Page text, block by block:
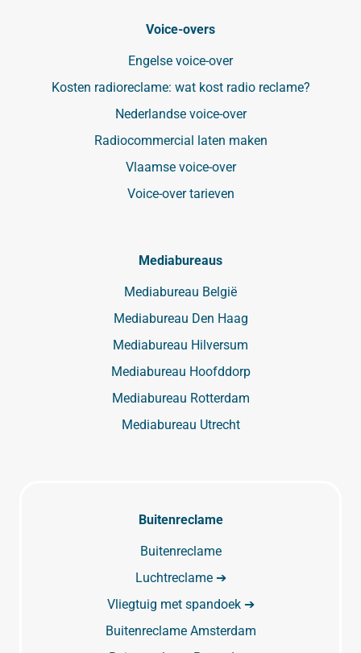
Voice-overs
Engelse voice-over
Kosten radioreclame: wat kost radio reclame?
Nederlandse voice-over
Radiocommercial laten maken
Vlaamse voice-over
Voice-over tarieven
Mediabureaus
Mediabureau België
Mediabureau Den Haag
Mediabureau Hilversum
Mediabureau Hoofddorp
Mediabureau Rotterdam
Mediabureau Utrecht
Buitenreclame
Buitenreclame
Luchtreclame ➔
Vliegtuig met spandoek ➔
Buitenreclame Amsterdam